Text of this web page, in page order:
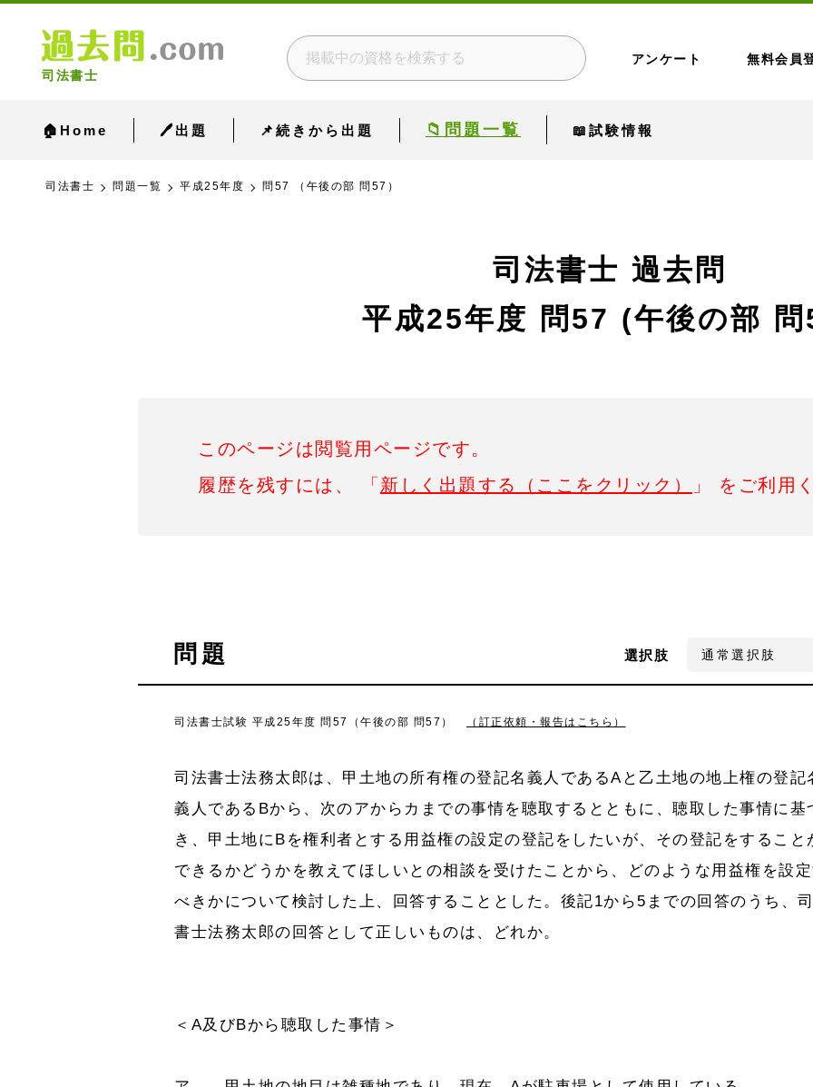
司法書士
アンケート 無料会員
🏠Home 🖊出題 📌続きから出題 📁問題一覧 📖試験情報
司法書士 問題一覧 平成25年度 問57 （午後の部 問57）
司法書士 過去問
平成25年度 問57 (午後の部 問
このページは閲覧用ページです。
履歴を残すには、 「 新しく出題する（ここをクリック） 」 をご利用
問題 選択肢
司法書士試験 平成25年度 問57（午後の部 問57） （訂正依頼・報告はこちら）
司法書士法務太郎は、甲土地の所有権の登記名義人であるAと乙土地の地上権の登記
義人であるBから、次のアからカまでの事情を聴取するとともに、聴取した事情に基
き、甲土地にBを権利者とする用益権の設定の登記をしたいが、その登記をすること
できるかどうかを教えてほしいとの相談を受けたことから、どのような用益権を設定
べきかについて検討した上、回答することとした。後記1から5までの回答のうち、
書士法務太郎の回答として正しいものは、どれか。
＜A及びBから聴取した事情＞